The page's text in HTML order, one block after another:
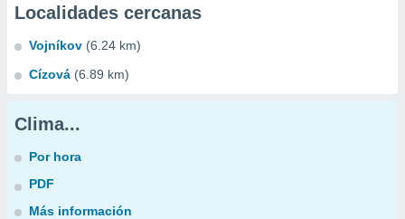
Localidades cercanas
Vojníkov (6.24 km)
Cízová (6.89 km)
Clima...
Por hora
PDF
Más información